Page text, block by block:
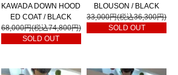
KAWADA DOWN HOOD
ED COAT / BLACK
68,000円(税込74,800円)
SOLD OUT
BLOUSON / BLACK
33,000円(税込36,300円)
SOLD OUT